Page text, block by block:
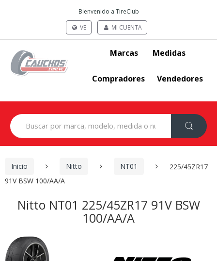
Bienvenido a TireClub
VE
MI CUENTA
Marcas Medidas
Compradores Vendedores
Search
for:
Inicio Nitto NT01
225/45ZR17
91V BSW 100/AA/A
Nitto NT01 225/45ZR17 91V BSW
100/AA/A